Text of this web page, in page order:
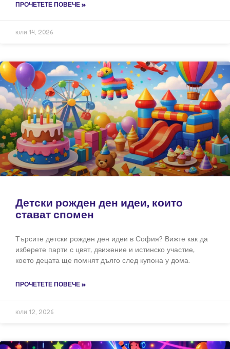
ПРОЧЕТЕТЕ ПОВЕЧЕ »
юли 14, 2026
Детски рожден ден идеи, които
стават спомен
Търсите детски рожден ден идеи в София? Вижте как да
изберете парти с цвят, движение и истинско участие,
което децата ще помнят дълго след купона у дома.
ПРОЧЕТЕТЕ ПОВЕЧЕ »
юли 12, 2026